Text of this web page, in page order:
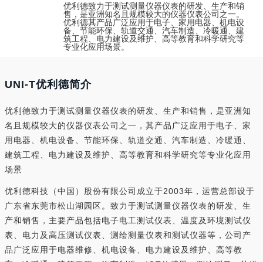
优利德致力于测试测量仪器仪表的研发、生产和销
售，是亚洲知名且规模较大的仪器仪表公司之一。
优利德其产品广泛应用于电子、家用电器、机电设
备、节能环保、轨道交通、汽车制造、冷暖通、建
筑工程、电力建设及维护、高等教育和科学研究等
专业化应用场景。
UNI-T优利德简介
优利德致力于测试测量仪器仪表的研发、生产和销售，是亚洲知
名且规模较大的仪器仪表公司之一，其产品广泛应用于电子、家
用电器、机电设备、节能环保、轨道交通、汽车制造、冷暖通、
建筑工程、电力建设及维护、高等教育和科学研究等专业化应用
场景
优利德科技（中国）股份有限公司成立于2003年，运营总部设于
广东省东莞市松山湖园区。致力于测试测量仪器仪表的研发、生
产和销售，主要产品包括电子电工测试仪表、温度及环境测试仪
表、电力及高压测试仪表、测绘测量仪表和测试仪器等，公司产
品广泛应用于电器维修、机电设备、电力建设及维护、高等教